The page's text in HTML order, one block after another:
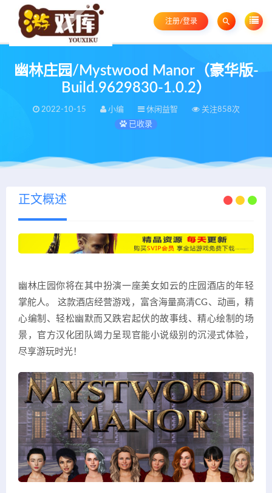
注册/登录
幽林庄园/Mystwood Manor（豪华版-
Build.9629830-1.0.2）
2022-10-15 小编 休闲益智
关注858次
已收录
正文概述
幽林庄园你将在其中扮演一座美女如云的庄园酒店的年轻
掌舵人。 这款酒店经营游戏，富含海量高清CG、动画，精
心编制、轻松幽默而又跌宕起伏的故事线、精心绘制的场
景，官方汉化团队竭力呈现官能小说级别的沉浸式体验，
尽享游玩时光！